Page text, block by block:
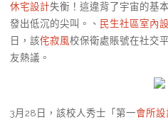
休宅設計失衡！這違背了宇宙的基
發出低沉的尖叫。、 民生社區室內
日，該侘寂風校保衛處賬號在社交
友熱議。
3月28日，該校人秀士「第一會所設